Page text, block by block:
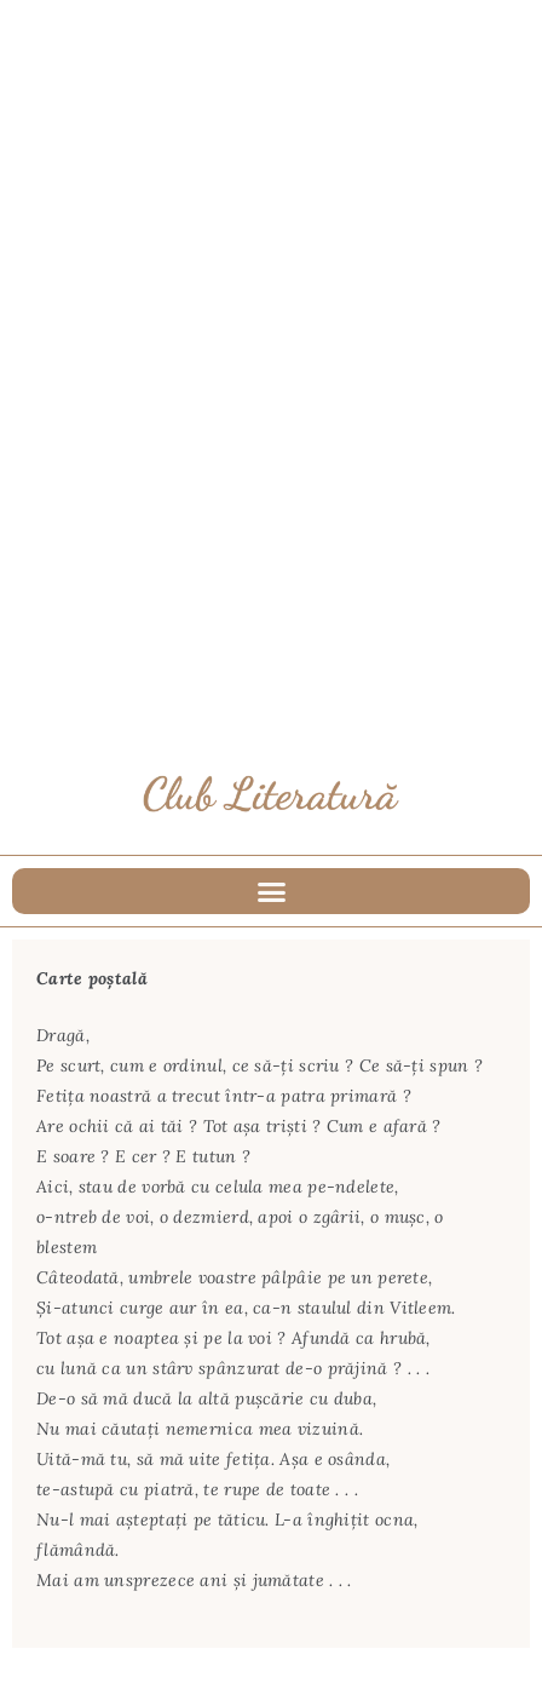
Carte poștală
Dragă,
Pe scurt, cum e ordinul, ce să-ți scriu ? Ce să-ți spun ?
Fetița noastră a trecut într-a patra primară ?
Are ochii că ai tăi ? Tot așa triști ? Cum e afară ?
E soare ? E cer ? E tutun ?
Aici, stau de vorbă cu celula mea pe-ndelete,
o-ntreb de voi, o dezmierd, apoi o zgârii, o mușc, o
blestem
Câteodată, umbrele voastre pâlpâie pe un perete,
Și-atunci curge aur în ea, ca-n staulul din Vitleem.
Tot așa e noaptea și pe la voi ? Afundă ca hrubă,
cu lună ca un stârv spânzurat de-o prăjină ? . . .
De-o să mă ducă la altă pușcărie cu duba,
Nu mai căutați nemernica mea vizuină.
Uită-mă tu, să mă uite fetița. Așa e osânda,
te-astupă cu piatră, te rupe de toate . . .
Nu-l mai așteptați pe tăticu. L-a înghițit ocna,
flămândă.
Mai am unsprezece ani și jumătate . . .